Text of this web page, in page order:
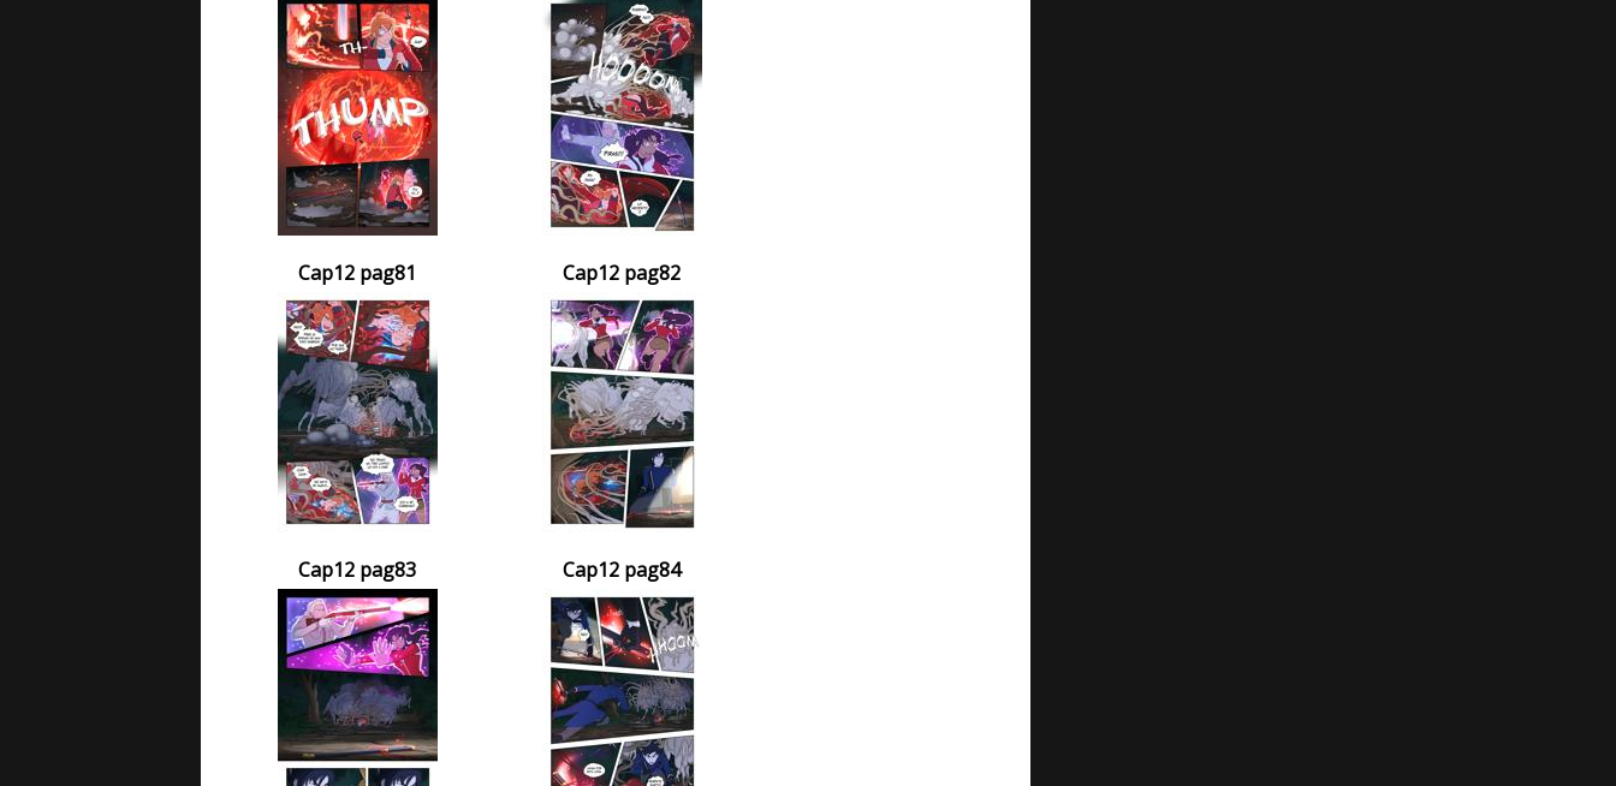
Cap12 pag81 Cap12 pag82
Cap12 pag83 Cap12 pag84